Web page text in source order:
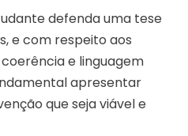
defenda uma tese
e com respeito aos
e linguagem
apresentar
que seja viável e